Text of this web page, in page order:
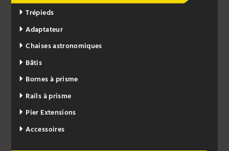
Trépieds
Adaptateur
Chaises astronomiques
Bâtis
Bornes à prisme
Rails à prisme
Pier Extensions
Accessoires